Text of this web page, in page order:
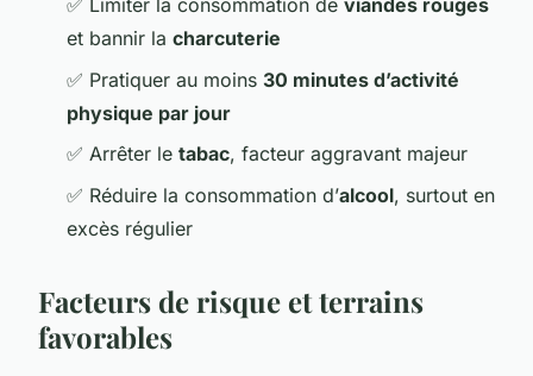
✅ Limiter la consommation de viandes rouges
et bannir la charcuterie
✅ Pratiquer au moins 30 minutes d’activité
physique par jour
✅ Arrêter le tabac, facteur aggravant majeur
✅ Réduire la consommation d’alcool, surtout en
excès régulier
Facteurs de risque et terrains
favorables